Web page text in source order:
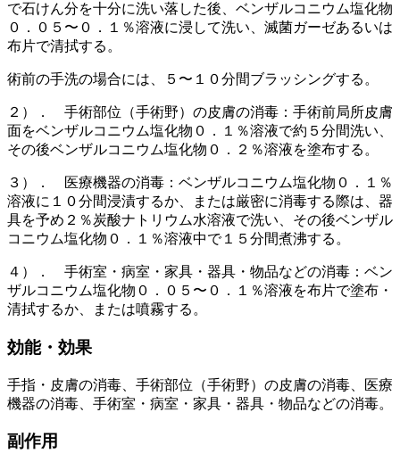
で石けん分を十分に洗い落した後、ベンザルコニウム塩化物
０．０５〜０．１％溶液に浸して洗い、滅菌ガーゼあるいは
布片で清拭する。
術前の手洗の場合には、５〜１０分間ブラッシングする。
２）． 手術部位（手術野）の皮膚の消毒：手術前局所皮膚
面をベンザルコニウム塩化物０．１％溶液で約５分間洗い、
その後ベンザルコニウム塩化物０．２％溶液を塗布する。
３）． 医療機器の消毒：ベンザルコニウム塩化物０．１％
溶液に１０分間浸漬するか、または厳密に消毒する際は、器
具を予め２％炭酸ナトリウム水溶液で洗い、その後ベンザル
コニウム塩化物０．１％溶液中で１５分間煮沸する。
４）． 手術室・病室・家具・器具・物品などの消毒：ベン
ザルコニウム塩化物０．０５〜０．１％溶液を布片で塗布・
清拭するか、または噴霧する。
効能・効果
手指・皮膚の消毒、手術部位（手術野）の皮膚の消毒、医療
機器の消毒、手術室・病室・家具・器具・物品などの消毒。
副作用